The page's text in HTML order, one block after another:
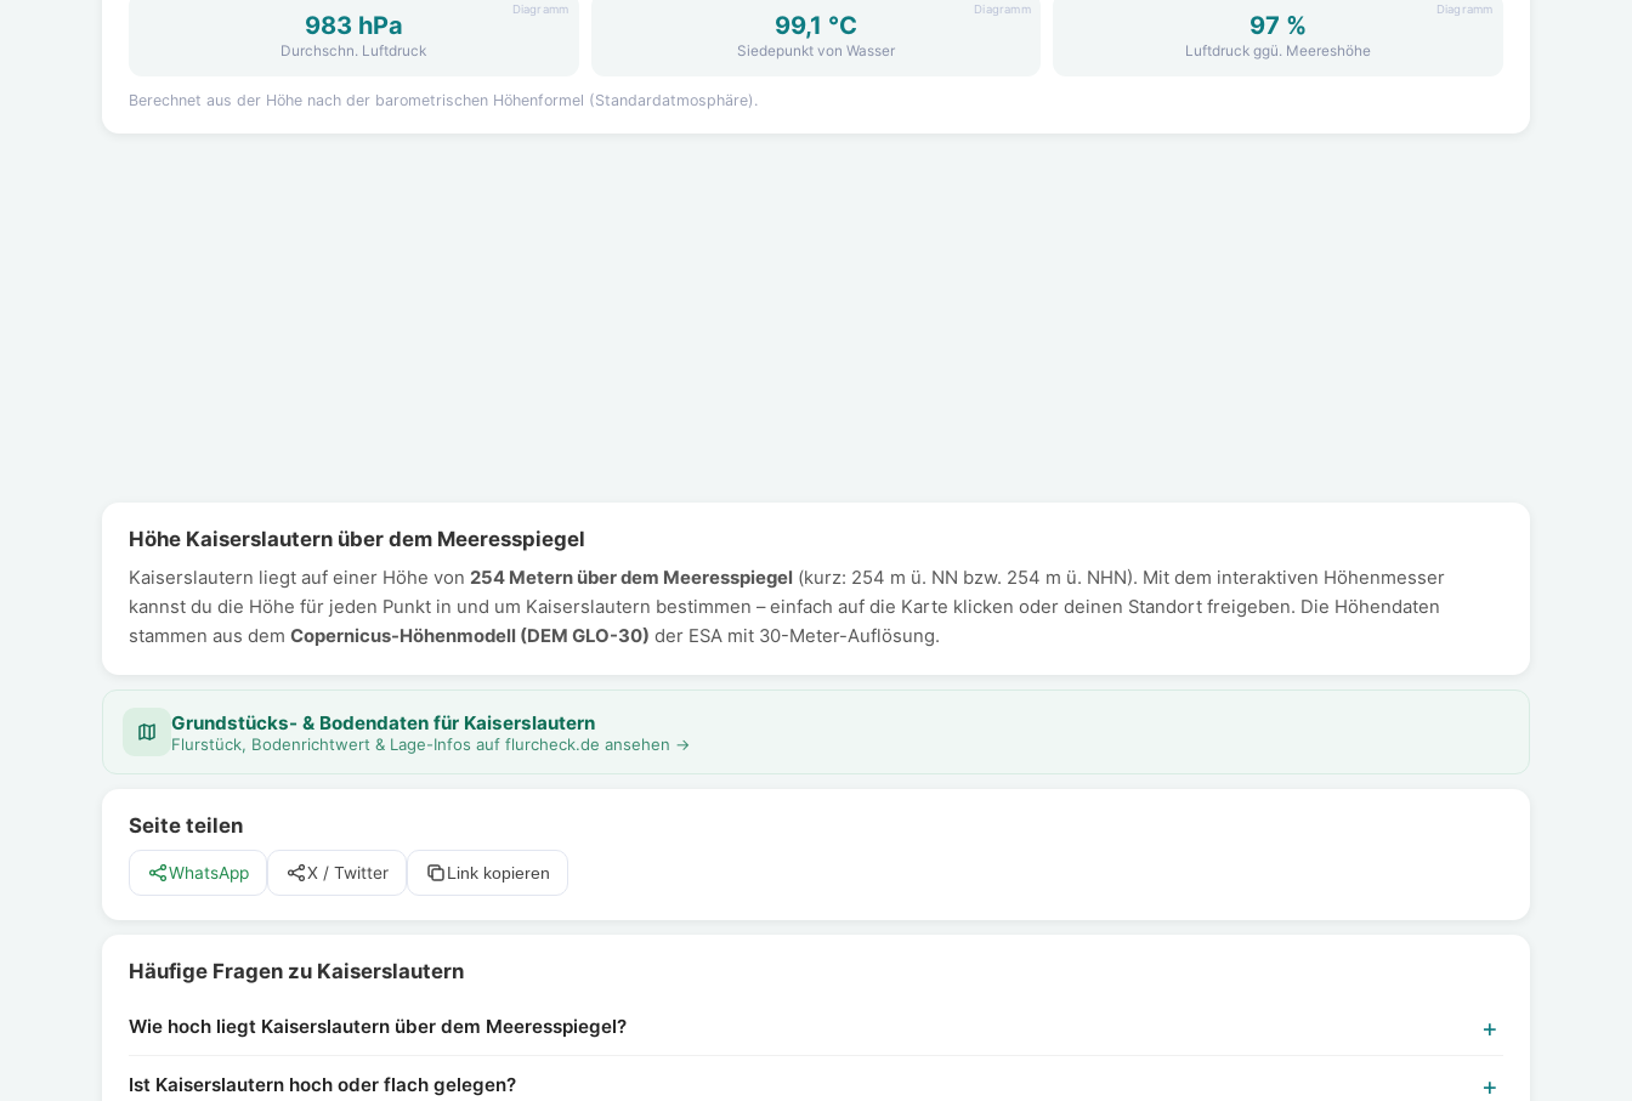
983 hPa
Durchschn. Luftdruck
Diagramm
99,1 °C
Siedepunkt von Wasser
Diagramm
97 %
Luftdruck ggü. Meereshöhe
Diagramm
Berechnet aus der Höhe nach der barometrischen Höhenformel (Standardatmosphäre).
Höhe Kaiserslautern über dem Meeresspiegel
Kaiserslautern liegt auf einer Höhe von 254 Metern über dem Meeresspiegel (kurz: 254 m ü. NN bzw. 254 m ü. NHN). Mit dem interaktiven Höhenmesser
kannst du die Höhe für jeden Punkt in und um Kaiserslautern bestimmen – einfach auf die Karte klicken oder deinen Standort freigeben. Die Höhendaten
stammen aus dem Copernicus-Höhenmodell (DEM GLO-30) der ESA mit 30-Meter-Auflösung.
Grundstücks- & Bodendaten für Kaiserslautern
Flurstück, Bodenrichtwert & Lage-Infos auf flurcheck.de ansehen →
Seite teilen
WhatsApp X / Twitter Link kopieren
Häufige Fragen zu Kaiserslautern
Wie hoch liegt Kaiserslautern über dem Meeresspiegel?
Ist Kaiserslautern hoch oder flach gelegen?